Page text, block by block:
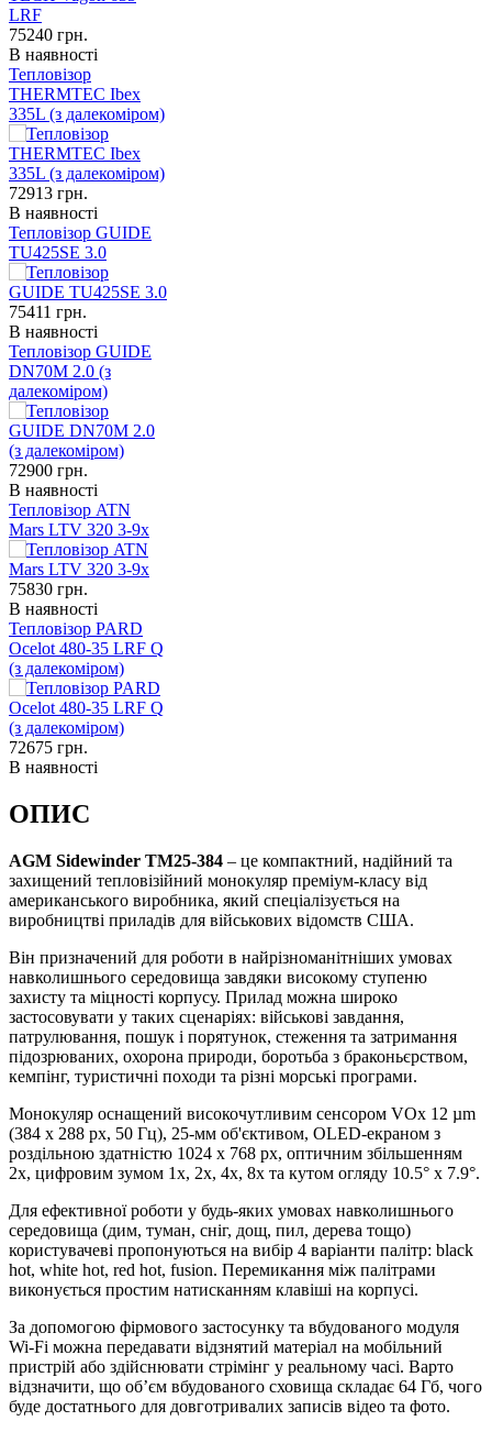
75240 грн.
В наявності
Тепловізор
THERMTEC Ibex
335L (з далекоміром)
72913 грн.
В наявності
Тепловізор GUIDE
TU425SE 3.0
75411 грн.
В наявності
Тепловізор GUIDE
DN70M 2.0 (з
далекоміром)
72900 грн.
В наявності
Тепловізор ATN
Mars LTV 320 3-9x
75830 грн.
В наявності
Тепловізор PARD
Ocelot 480-35 LRF Q
(з далекоміром)
72675 грн.
В наявності
ОПИС
AGM Sidewinder TM25-384 – це компактний, надійний та
захищений тепловізійний монокуляр преміум-класу від
американського виробника, який спеціалізується на
виробництві приладів для військових відомств США.
Він призначений для роботи в найрізноманітніших умовах
навколишнього середовища завдяки високому ступеню
захисту та міцності корпусу. Прилад можна широко
застосовувати у таких сценаріях: військові завдання,
патрулювання, пошук і порятунок, стеження та затримання
підозрюваних, охорона природи, боротьба з браконьєрством,
кемпінг, туристичні походи та різні морські програми.
Монокуляр оснащений високочутливим сенсором VOx 12 µm
(384 x 288 px, 50 Гц), 25-мм об'єктивом, OLED-екраном з
роздільною здатністю 1024 х 768 px, оптичним збільшенням
2х, цифровим зумом 1x, 2x, 4x, 8х та кутом огляду 10.5° х 7.9°.
Для ефективної роботи у будь-яких умовах навколишнього
середовища (дим, туман, сніг, дощ, пил, дерева тощо)
користувачеві пропонуються на вибір 4 варіанти палітр: black
hot, white hot, red hot, fusion. Перемикання між палітрами
виконується простим натисканням клавіші на корпусі.
За допомогою фірмового застосунку та вбудованого модуля
Wi-Fi можна передавати відзнятий матеріал на мобільний
пристрій або здійснювати стрімінг у реальному часі. Варто
відзначити, що обʼєм вбудованого сховища складає 64 Гб, чого
буде достатнього для довготривалих записів відео та фото.